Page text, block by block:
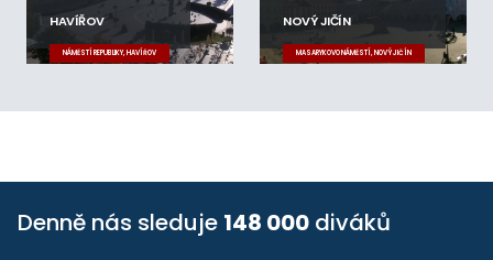
HAVÍŘOV
NÁMĚSTÍ REPUBLIKY, HAVÍŘOV
NOVÝ JIČÍN
MASARYKOVO NÁMĚSTÍ, NOVÝ JIČÍN
Denně nás sleduje 148 000 diváků